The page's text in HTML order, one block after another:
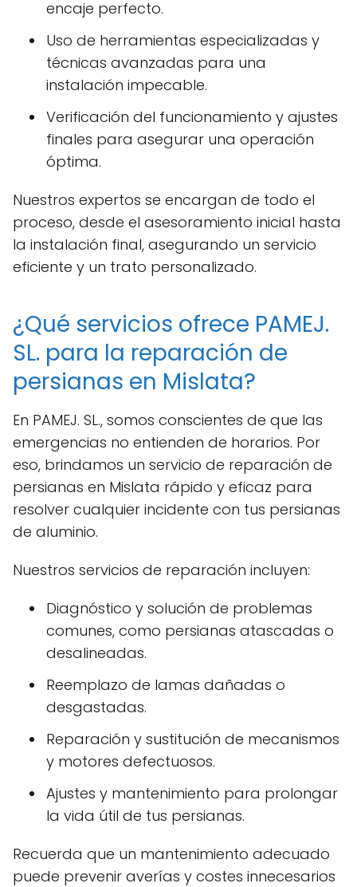
encaje perfecto.
Uso de herramientas especializadas y
técnicas avanzadas para una
instalación impecable.
Verificación del funcionamiento y ajustes
finales para asegurar una operación
óptima.
Nuestros expertos se encargan de todo el
proceso, desde el asesoramiento inicial hasta
la instalación final, asegurando un servicio
eficiente y un trato personalizado.
¿Qué servicios ofrece PAMEJ.
SL. para la reparación de
persianas en Mislata?
En PAMEJ. SL., somos conscientes de que las
emergencias no entienden de horarios. Por
eso, brindamos un servicio de reparación de
persianas en Mislata rápido y eficaz para
resolver cualquier incidente con tus persianas
de aluminio.
Nuestros servicios de reparación incluyen:
Diagnóstico y solución de problemas
comunes, como persianas atascadas o
desalineadas.
Reemplazo de lamas dañadas o
desgastadas.
Reparación y sustitución de mecanismos
y motores defectuosos.
Ajustes y mantenimiento para prolongar
la vida útil de tus persianas.
Recuerda que un mantenimiento adecuado
puede prevenir averías y costes innecesarios